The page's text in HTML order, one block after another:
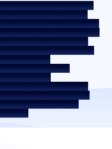
KYC मार्गदर्शक तत्त्वे
डाउनलोड्स
प्रायव्हसी पॉलिसी
अटी व शर्ती
निवारण पॉलिसी
एन्व्हायरमेंट पॉलिसी
इंटरेस्ट रेट
इंटरेस्ट रेट पॉलिसी
प्रीपेमेंट शुल्क
ROI स्विच पॉलिसी
कर्जदाराचे शिक्षण - SMA/ NPA वर्गीकरण
ओम्बड्समॅन स्कीम
हस्तांतरणाची प्रक्रिया
मार्गदर्शक तत्त्वे
मालमत्ता
बंद केलेले सर्व्हिस प्रदाता
वरील डिस्क्लोजर
डिजिटल सर्व्हिसेस
जागरुकता फोटो
CSR
लोकेशन